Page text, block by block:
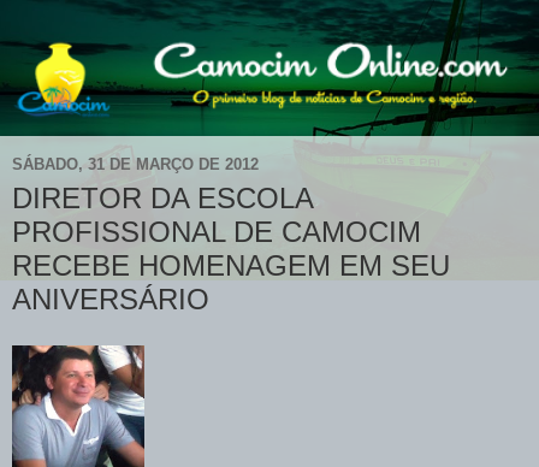
SÁBADO, 31 DE MARÇO DE 2012
DIRETOR DA ESCOLA
PROFISSIONAL DE CAMOCIM
RECEBE HOMENAGEM EM SEU
ANIVERSÁRIO